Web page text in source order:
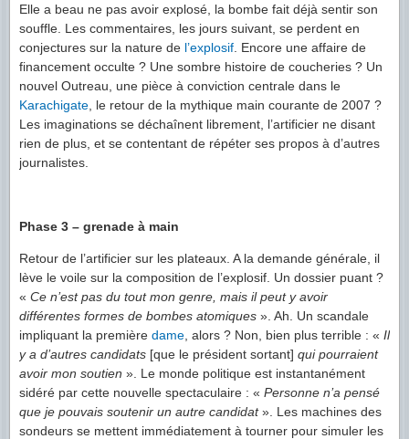
Elle a beau ne pas avoir explosé, la bombe fait déjà sentir son
souffle. Les commentaires, les jours suivant, se perdent en
conjectures sur la nature de l’explosif . Encore une affaire de
financement occulte ? Une sombre histoire de coucheries ? Un
nouvel Outreau, une pièce à conviction centrale dans le
Karachigate , le retour de la mythique main courante de 2007 ?
Les imaginations se déchaînent librement, l’artificier ne disant
rien de plus, et se contentant de répéter ses propos à d’autres
journalistes.
Phase 3 – grenade à main
Retour de l’artificier sur les plateaux. A la demande générale, il
lève le voile sur la composition de l’explosif. Un dossier puant ?
« Ce n’est pas du tout mon genre, mais il peut y avoir
différentes formes de bombes atomiques ». Ah. Un scandale
impliquant la première dame , alors ? Non, bien plus terrible : « Il
y a d’autres candidats [que le président sortant] qui pourraient
avoir mon soutien ». Le monde politique est instantanément
sidéré par cette nouvelle spectaculaire : « Personne n’a pensé
que je pouvais soutenir un autre candidat». Les machines des
sondeurs se mettent immédiatement à tourner pour simuler les